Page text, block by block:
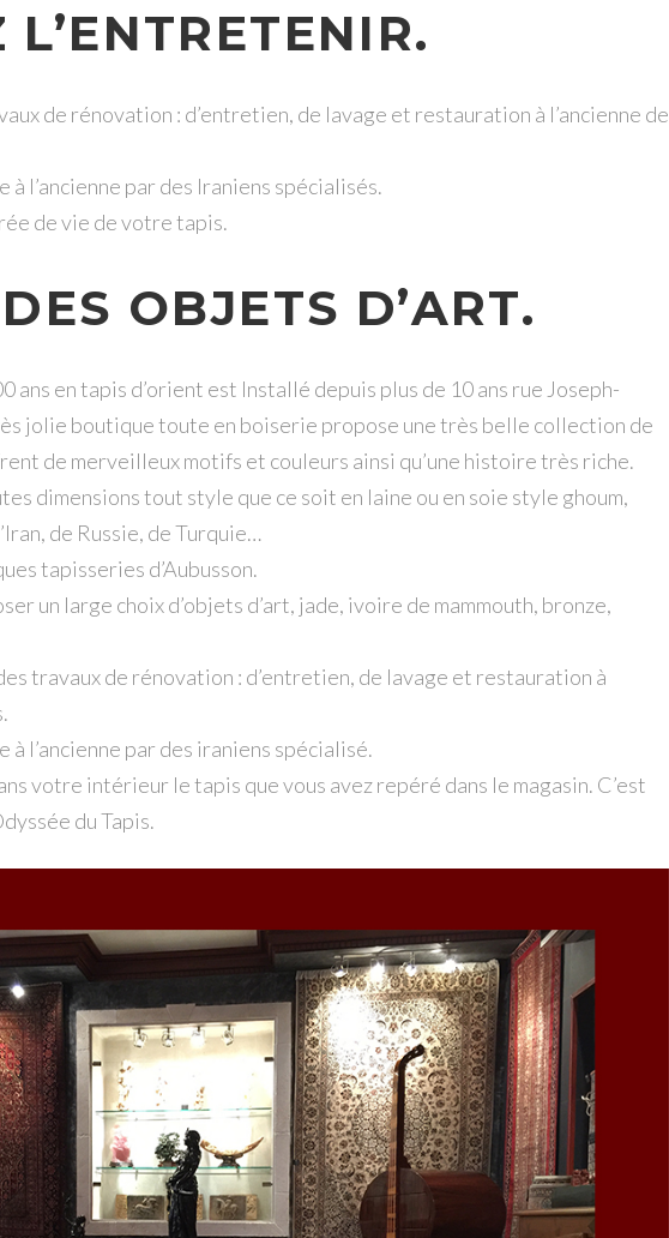
de rénovation : d’entretien, de lavage et restauration à l’ancienne de
l’ancienne par des Iraniens spécialisés.
de vie de votre tapis.
OBJETS D’ART.
ans en tapis d’orient est Installé depuis plus de 10 ans rue Joseph-
jolie boutique toute en boiserie propose une très belle collection de
de merveilleux motifs et couleurs ainsi qu’une histoire très riche.
dimensions tout style que ce soit en laine ou en soie style ghoum,
de Russie, de Turquie…
tapisseries d’Aubusson.
un large choix d’objets d’art, jade, ivoire de mammouth, bronze,
travaux de rénovation : d’entretien, de lavage et restauration à
l’ancienne par des iraniens spécialisé.
votre intérieur le tapis que vous avez repéré dans le magasin. C’est
du Tapis.